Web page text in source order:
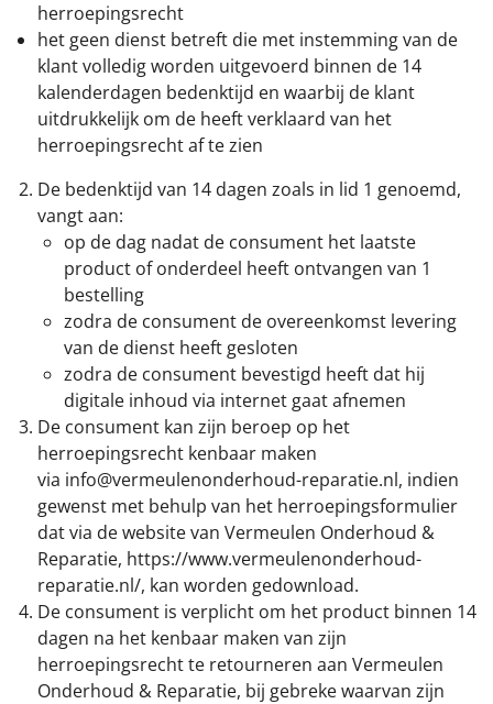
herroepingsrecht
het geen dienst betreft die met instemming van de
klant volledig worden uitgevoerd binnen de 14
kalenderdagen bedenktijd en waarbij de klant
uitdrukkelijk om de heeft verklaard van het
herroepingsrecht af te zien
De bedenktijd van 14 dagen zoals in lid 1 genoemd,
vangt aan:
op de dag nadat de consument het laatste
product of onderdeel heeft ontvangen van 1
bestelling
zodra de consument de overeenkomst levering
van de dienst heeft gesloten
zodra de consument bevestigd heeft dat hij
digitale inhoud via internet gaat afnemen
De consument kan zijn beroep op het
herroepingsrecht kenbaar maken
via info@vermeulenonderhoud-reparatie.nl, indien
gewenst met behulp van het herroepingsformulier
dat via de website van Vermeulen Onderhoud &
Reparatie, https://www.vermeulenonderhoud-
reparatie.nl/, kan worden gedownload.
De consument is verplicht om het product binnen 14
dagen na het kenbaar maken van zijn
herroepingsrecht te retourneren aan Vermeulen
Onderhoud & Reparatie, bij gebreke waarvan zijn